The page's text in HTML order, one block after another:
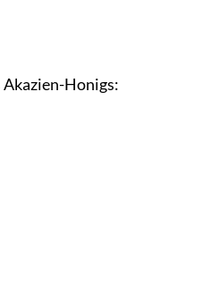
Akazien-Honigs: